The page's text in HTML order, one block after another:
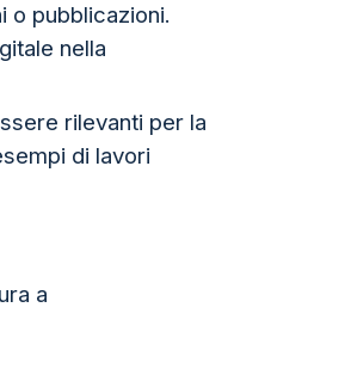
o pubblicazioni.
nella
rilevanti per la
di lavori
a